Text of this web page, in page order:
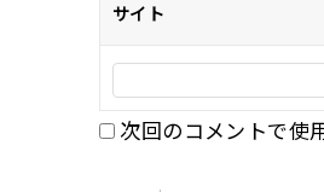
サイト
次回のコメントで使